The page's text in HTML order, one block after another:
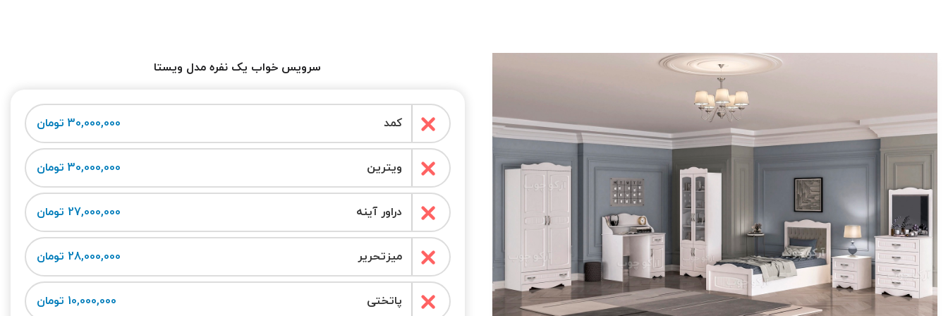
سرویس خواب یک نفره مدل ویستا
کمد 30,000,000 تومان
ویترین 30,000,000 تومان
دراور آینه 27,000,000 تومان
میزتحریر 28,000,000 تومان
پاتختی 10,000,000 تومان